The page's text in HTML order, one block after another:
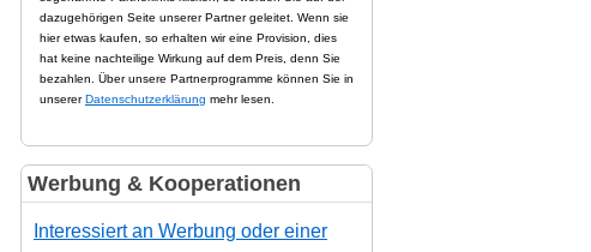
dazugehörigen Seite unserer Partner geleitet. Wenn sie
hier etwas kaufen, so erhalten wir eine Provision, dies
hat keine nachteilige Wirkung auf dem Preis, denn Sie
bezahlen. Über unsere Partnerprogramme können Sie in
unsererDatenschutzerklärung mehr lesen.
Werbung & Kooperationen
Interessiert an Werbung oder einer